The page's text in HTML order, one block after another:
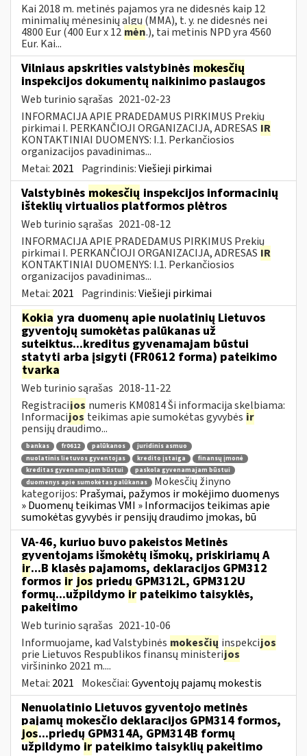
Kai 2018 m. metinės pajamos yra ne didesnės kaip 12
minimalių mėnesinių algų (MMA), t. y. ne didesnės nei
4800 Eur (400 Eur x 12 mėn.), tai metinis NPD yra 4560
Eur. Kai...
Vilniaus apskrities valstybinės mokesčių
inspekcijos dokumentų naikinimo paslaugos
Web turinio sąrašas 2021-02-23
INFORMACIJA APIE PRADEDAMUS PIRKIMUS Prekių
pirkimai I. PERKANČIOJI ORGANIZACIJA, ADRESAS IR
KONTAKTINIAI DUOMENYS: I.1. Perkančiosios
organizacijos pavadinimas...
Metai: 2021 Pagrindinis:Viešieji pirkimai
Valstybinės mokesčių inspekcijos informacinių
išteklių virtualios platformos plėtros
Web turinio sąrašas 2021-08-12
INFORMACIJA APIE PRADEDAMUS PIRKIMUS Prekių
pirkimai I. PERKANČIOJI ORGANIZACIJA, ADRESAS IR
KONTAKTINIAI DUOMENYS: I.1. Perkančiosios
organizacijos pavadinimas...
Metai: 2021 Pagrindinis:Viešieji pirkimai
Kokia yra duomenų apie nuolatinių Lietuvos
gyventojų sumokėtas palūkanas už
suteiktus...kreditus gyvenamajam būstui
statyti arba įsigyti (FR0612 forma) pateikimo
tvarka
Web turinio sąrašas 2018-11-22
Registracijos numeris KM0814 Ši informacija skelbiama:
Informacijosteikimas apie sumokėtas gyvybės ir
pensijų draudimo...
bankas fr0612 palūkanos
juridinis asmuo
nuolatinis lietuvos gyventojas
kredito įstaiga
finansų įmonė
kreditas gyvenamajam būstui
paskola gyvenamajam būstui
duomenys apie sumokėtas palūkanas
Mokesčių žinyno
kategorijos: Prašymai, pažymos ir mokėjimo duomenys
» Duomenų teikimas VMI » Informacijos teikimas apie
sumokėtas gyvybės ir pensijų draudimo įmokas, bū
VA-46, kuriuo buvo pakeistos Metinės
gyventojams išmokėtų išmokų, priskiriamų A
ir...B klasės pajamoms, deklaracijos GPM312
formos ir jos priedų GPM312L, GPM312U
formų...užpildymo ir pateikimo taisyklės,
pakeitimo
Web turinio sąrašas 2021-10-06
Informuojame, kad Valstybinės mokesčių inspekcijos
prie Lietuvos Respublikos finansų ministerijos
viršininko 2021 m....
Metai: 2021 Mokesčiai:Gyventojų pajamų mokestis
Nenuolatinio Lietuvos gyventojo metinės
pajamų mokesčio deklaracijos GPM314 formos,
jos...priedų GPM314A, GPM314B formų
užpildymo ir pateikimo taisyklių pakeitimo